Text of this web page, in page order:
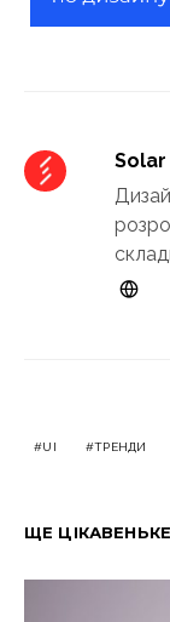
UI ТРЕНДИ
ЩЕ ЦІКАВЕНЬКЕ